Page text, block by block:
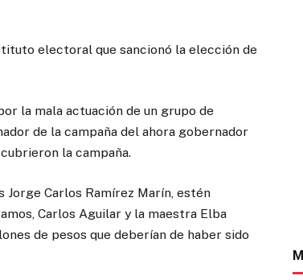
electoral que sancionó la elección de
la mala actuación de un grupo de
de la campaña del ahora gobernador
la campaña.
Jorge Carlos Ramírez Marín, estén
Carlos Aguilar y la maestra Elba
de pesos que deberían de haber sido